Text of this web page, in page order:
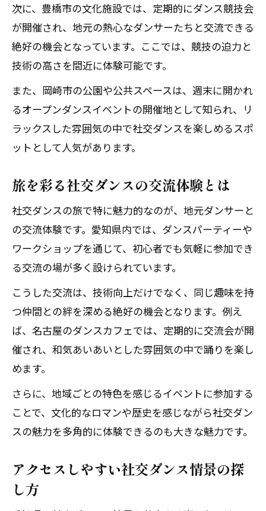
験
ダンス愛好家同士の絆と共感ポイント
社交ダンス情景で育む新しいロマンと発
仲間と分かち合うダンスの楽しみ方とは
次に、豊橋市の文化施設では、定期的にダンス競技会
が開催され、地元の熱心なダンサーたちと交流できる
絶好の機会となっています。ここでは、競技の迫力と
技術の高さを間近に体験可能です。
また、岡崎市の公園や公共スペースは、週末に開かれ
るオープンダンスイベントの開催地として知られ、リ
ラックスした雰囲気の中で社交ダンスを楽しめるスポ
ットとして人気があります。
旅を彩る社交ダンスの交流体験とは
社交ダンスの旅で特に魅力的なのが、地元ダンサーと
の交流体験です。愛知県内では、ダンスパーティーや
ワークショップを通じて、初心者でも気軽に参加でき
る交流の場が多く設けられています。
こうした交流は、技術向上だけでなく、同じ趣味を持
つ仲間との絆を深める絶好の機会となります。例え
ば、名古屋のダンスカフェでは、定期的に交流会が開
催され、和気あいあいとした雰囲気の中で踊りを楽し
めます。
さらに、地域ごとの特色を感じるイベントに参加する
ことで、文化的なロマンや歴史を感じながら社交ダン
スの魅力を多角的に体験できるのも大きな魅力です。
アクセスしやすい社交ダンス情景の探
し方